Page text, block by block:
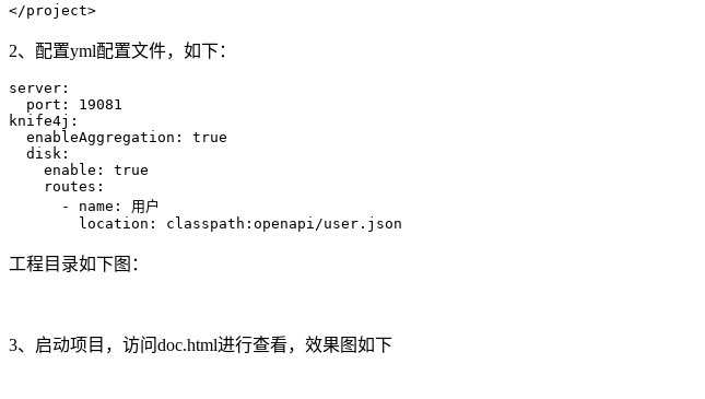
</project>
2、配置yml配置文件，如下：
server :
  port
:
19081
knife4j :
  enableAggregation
:
true
  disk
:
    enable
:
true
    routes
:
      -
name :
用户
        location
: classpath:openapi/user.json
工程目录如下图：
3、启动项目，访问doc.html进行查看，效果图如下